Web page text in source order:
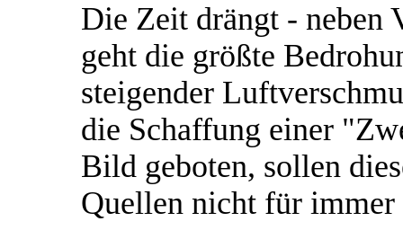
Die Zeit drängt - neben
geht die größte
steigender
die Schaffung einer
Bild geboten, sollen
Quellen nicht für immer